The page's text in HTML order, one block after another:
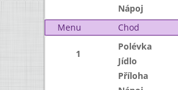
Nápoj
Menu
Chod
1
Polévka
Jídlo
Příloha